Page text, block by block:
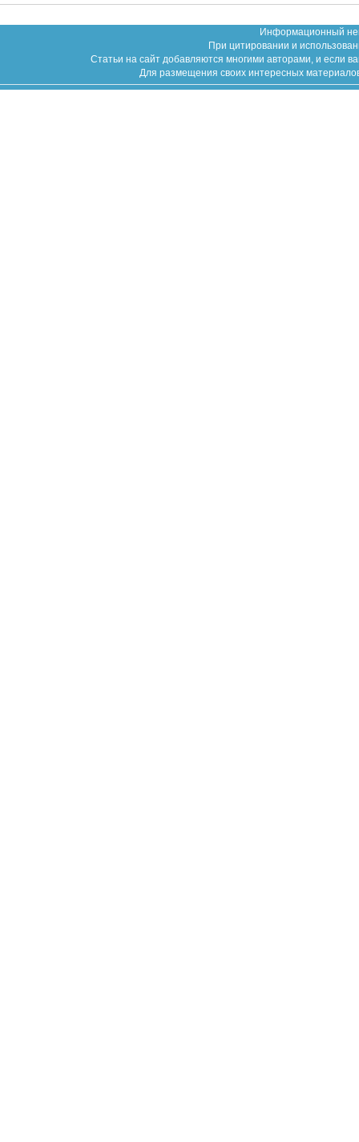
Информационный
При цитировании и
Статьи на сайт добавляются многими авторами, и если
Для размещения своих интересных